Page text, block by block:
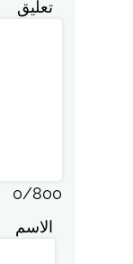
تعليق
0/800
الاسم